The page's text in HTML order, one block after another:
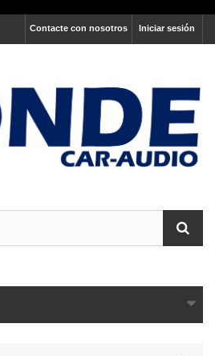
Iniciar sesión
Contacte con nosotros